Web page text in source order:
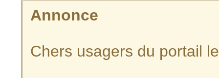
Annonce
Chers usagers du portail